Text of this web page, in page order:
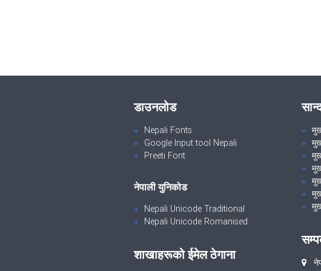
डाउनलोड
Nepali Fonts
Google Input tool Nepali
Preeti Font
नेपाली युनिकोड
Nepali Unicode Traditional
Nepali Unicode Romanised
शाखाहरूको ईमेल ठेगाना